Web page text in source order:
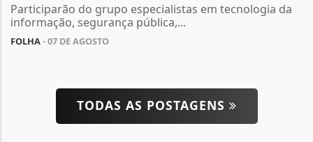
Participarão do grupo especialistas em tecnologia da
informação, segurança pública,...
FOLHA- 07 DE AGOSTO
TODAS AS POSTAGENS